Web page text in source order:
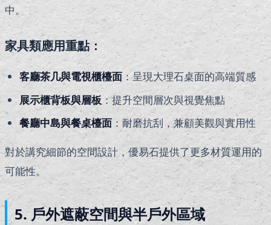
中。
家具類應用重點：
客廳茶几與電視櫃檯面 ：呈現大理石桌面的高端質感
展示櫃背板與層板 ：提升空間層次與視覺焦點
餐廳中島與餐桌檯面 ：耐磨抗刮，兼顧美觀與實用性
對於講究細節的空間設計，優易石提供了更多材質運用的
可能性。
5. 戶外遮蔽空間與半戶外區域